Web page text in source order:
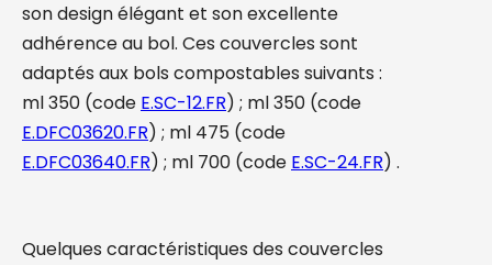
son design élégant et son excellente
adhérence au bol. Ces couvercles sont
adaptés aux bols compostables suivants :
ml 350 (code E.SC-12.FR) ; ml 350 (code
E.DFC03620.FR) ; ml 475 (code
E.DFC03640.FR) ; ml 700 (code E.SC-24.FR) .
Quelques caractéristiques des couvercles